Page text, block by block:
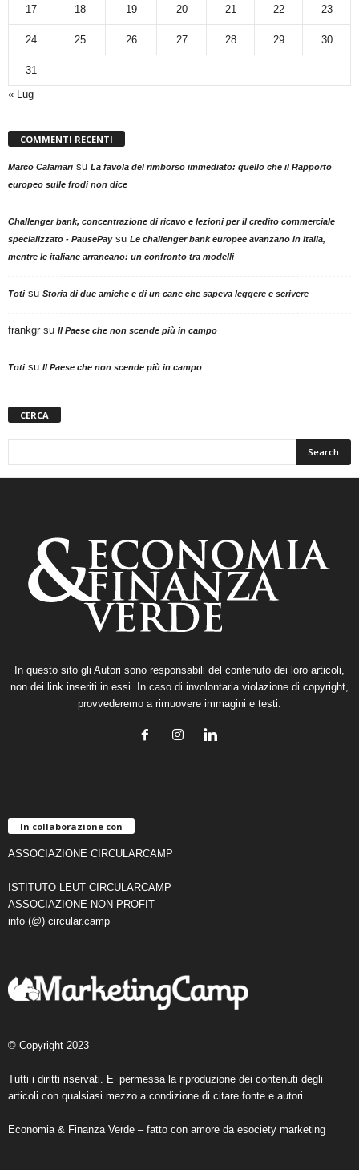
17 18 19 20 21 22 23
24 25 26 27 28 29 30
31
« Lug
COMMENTI RECENTI
Marco Calamarisu La favola del rimborso immediato: quello che il Rapporto
europeo sulle frodi non dice
Challenger bank, concentrazione di ricavo e lezioni per il credito commerciale
specializzato - PausePaysu Le challenger bank europee avanzano in Italia,
mentre le italiane arrancano: un confronto tra modelli
Totisu Storia di due amiche e di un cane che sapeva leggere e scrivere
frankgr su Il Paese che non scende più in campo
Totisu Il Paese che non scende più in campo
CERCA
In questo sito gli Autori sono responsabili del contenuto dei loro articoli,
non dei link inseriti in essi. In caso di involontaria violazione di copyright,
provvederemo a rimuovere immagini e testi.
In collaborazione con
ASSOCIAZIONE CIRCULARCAMP
ISTITUTO LEUT CIRCULARCAMP
ASSOCIAZIONE NON-PROFIT
info (@) circular.camp
© Copyright 2023
Tutti i diritti riservati. E’ permessa la riproduzione dei contenuti degli
articoli con qualsiasi mezzo a condizione di citare fonte e autori.
Economia & Finanza Verde – fatto con amore da esociety marketing